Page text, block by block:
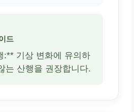
드
:** 기상 변화에 유의하
는 산행을 권장합니다.